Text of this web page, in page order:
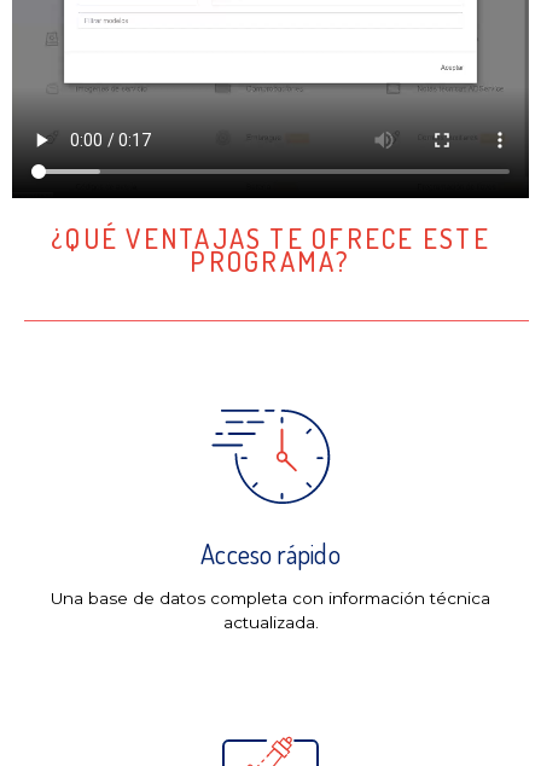
¿QUÉ VENTAJAS TE OFRECE ESTE
PROGRAMA?
Acceso rápido
Una base de datos completa con información técnica
actualizada.